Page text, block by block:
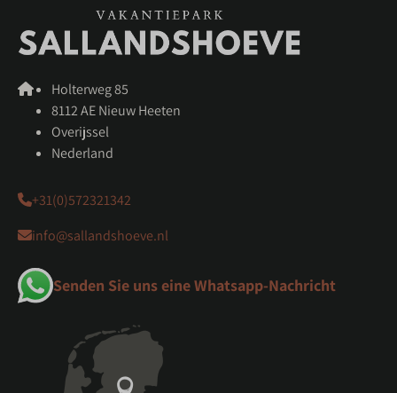
Holterweg 85
8112 AE Nieuw Heeten
Overijssel
Nederland
+31(0)572321342
info@sallandshoeve.nl
Senden Sie uns eine Whatsapp-Nachricht